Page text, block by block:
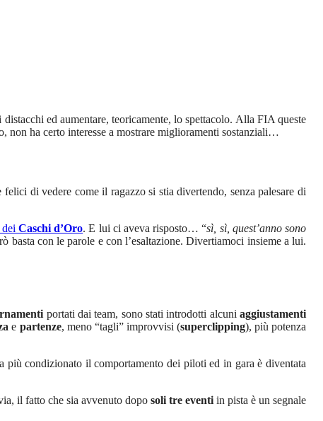
ed aumentare, teoricamente, lo spettacolo. Alla FIA queste
non ha certo interesse a mostrare miglioramenti sostanziali…
di vedere come il ragazzo si stia divertendo, senza palesare di
Caschi d’Oro. E lui ci aveva risposto… “sì, sì, quest’anno sono
basta con le parole e con l’esaltazione. Divertiamoci insieme a lui.
portati dai team, sono stati introdotti alcuniaggiustamenti
e partenze, meno “tagli” improvvisi (superclipping), più potenza
condizionato il comportamento dei piloti ed in gara è diventata
il fatto che sia avvenuto dopo soli tre eventiin pista è un segnale